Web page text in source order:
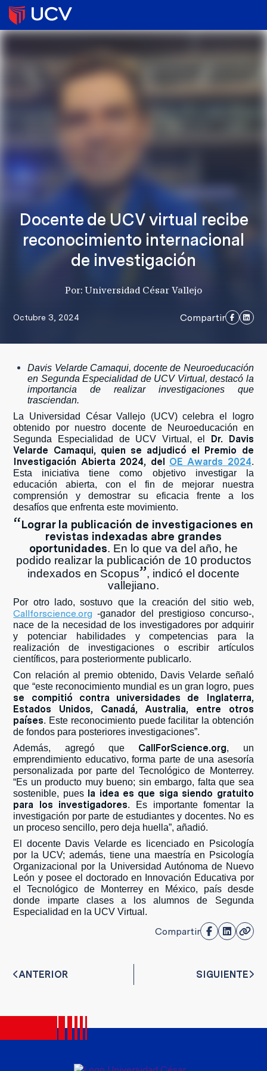
Docente de UCV virtual recibe
reconocimiento internacional
de investigación
Por: Universidad César Vallejo
Octubre 3, 2024 Compartir
Davis Velarde Camaqui, docente de Neuroeducación
en Segunda Especialidad de UCV Virtual, destacó la
importancia de realizar investigaciones que
trasciendan.
La Universidad César Vallejo (UCV) celebra el logro
obtenido por nuestro docente de Neuroeducación en
Segunda Especialidad de UCV Virtual, el Dr. Davis
Velarde Camaqui, quien se adjudicó el Premio de
Investigación Abierta 2024, del OE Awards 2024.
Esta iniciativa tiene como objetivo investigar la
educación abierta, con el fin de mejorar nuestra
comprensión y demostrar su eficacia frente a los
desafíos que enfrenta este movimiento.
“Lograr la publicación de investigaciones en
revistas indexadas abre grandes
oportunidades. En lo que va del año, he
podido realizar la publicación de 10 productos
indexados en Scopus”, indicó el docente
vallejiano.
Por otro lado, sostuvo que la creación del sitio web,
Callforscience.org -ganador del prestigioso concurso-,
nace de la necesidad de los investigadores por adquirir
y potenciar habilidades y competencias para la
realización de investigaciones o escribir artículos
científicos, para posteriormente publicarlo.
Con relación al premio obtenido, Davis Velarde señaló
que “este reconocimiento mundial es un gran logro, pues
se compitió contra universidades de Inglaterra,
Estados Unidos, Canadá, Australia, entre otros
países. Este reconocimiento puede facilitar la obtención
de fondos para posteriores investigaciones”.
Además, agregó que CallForScience.org, un
emprendimiento educativo, forma parte de una asesoría
personalizada por parte del Tecnológico de Monterrey.
“Es un producto muy bueno; sin embargo, falta que sea
sostenible, pues la idea es que siga siendo gratuito
para los investigadores. Es importante fomentar la
investigación por parte de estudiantes y docentes. No es
un proceso sencillo, pero deja huella”, añadió.
El docente Davis Velarde es licenciado en Psicología
por la UCV; además, tiene una maestría en Psicología
Organizacional por la Universidad Autónoma de Nuevo
León y posee el doctorado en Innovación Educativa por
el Tecnológico de Monterrey en México, país desde
donde imparte clases a los alumnos de Segunda
Especialidad en la UCV Virtual.
Compartir
ANTERIOR SIGUIENTE